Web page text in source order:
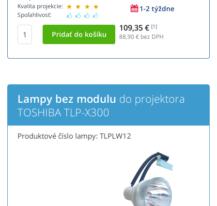
Kvalita projekcie:
Spoľahlivosť:
1-2 týždne
109,35 € [1]
88,90€ bez DPH
Lampy bez modulu do projektora
TOSHIBA TLP-X300
Produktové číslo lampy: TLPLW12